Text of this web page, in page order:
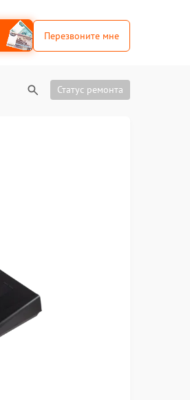
Перезвоните мне
Статус ремонта